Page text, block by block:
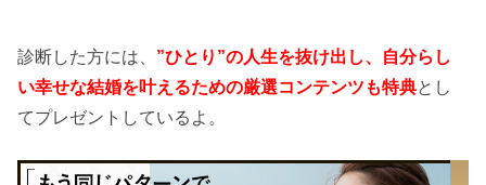
診断した方には、 ”ひとり”の人生を抜け出し、自分らし
い幸せな結婚を叶えるための厳選コンテンツも特典とし
てプレゼントしているよ。